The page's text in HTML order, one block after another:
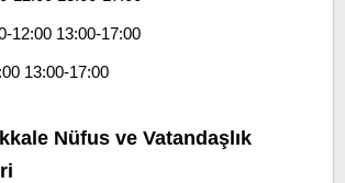
12:00 13:00-17:00
13:00-17:00
Nüfus ve Vatandaşlık